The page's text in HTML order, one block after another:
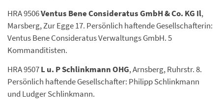
HRA 9506Ventus Bene Consideratus GmbH & Co. KG Il,
Marsberg, Zur Egge 17. Persönlich haftende Gesellschafterin:
Ventus Bene Consideratus Verwaltungs GmbH. 5
Kommanditisten.
HRA 9507L u. P Schlinkmann OHG, Arnsberg, Ruhrstr. 8.
Persönlich haftende Gesellschafter: Philipp Schlinkmann
und Ludger Schlinkmann.